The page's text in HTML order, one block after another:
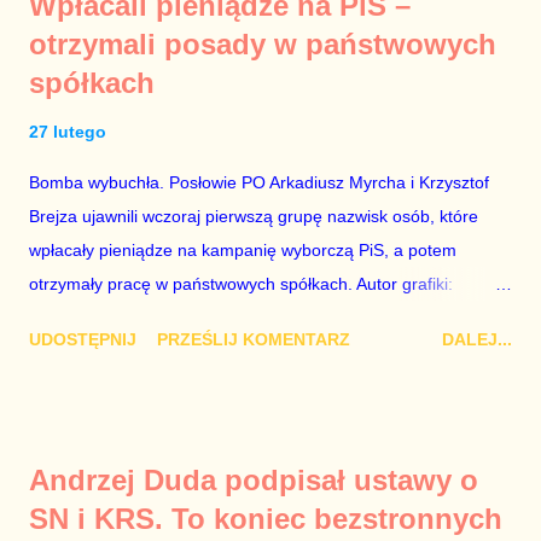
o seksaferze z udziałem prominentnego polityka partii
rządzącej i – przynajmniej formalnie – drugiej osoby w
państwie, sprawy prywatne nie tylko stają się publiczne, ale też
całego państwa. Zastrzeżenie „jeśli są prawdziwe” jest
konieczne, ponieważ mamy do czynienia z medium o
wyjątkowo wątpliwej reputacji, ale mimo upływu czasu,
informacje nie zostały w żaden sposób zdementowane, a
oskarżany polityk milczy. Tygod...
otrzymali posady w państwowych
spółkach
27 lutego
Bomba wybuchła. Posłowie PO Arkadiusz Myrcha i Krzysztof
Brejza ujawnili wczoraj pierwszą grupę nazwisk osób, które
wpłacały pieniądze na kampanię wyborczą PiS, a potem
otrzymały pracę w państwowych spółkach. Autor grafiki:
polityków PO na ten temat. Pokazanie kilkunastu przypadków
PiS, a następnie uzyskują stanowiska w spółkach Skarbu
Państwa ze względu na to, że partia PiS obsadziła zarządy
UDOSTĘPNIJ PRZEŚLIJ KOMENTARZ DALEJ...
Andrzej Duda podpisał ustawy o
SN i KRS. To koniec bezstronnych